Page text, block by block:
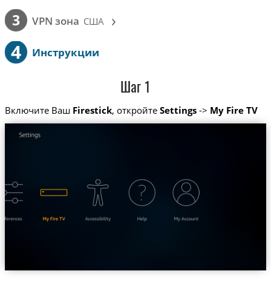
3 VPN зона США ›
4 Инструкции
Шаг 1
Включите Ваш Firestick, откройте Settings-> My Fire TV